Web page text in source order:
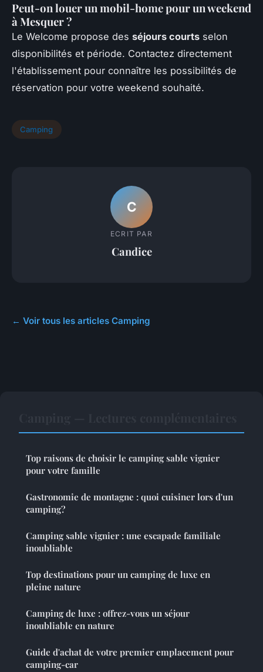
Peut-on louer un mobil-home pour un weekend
à Mesquer ?
Le Welcome propose des séjours courts selon
disponibilités et période. Contactez directement
l'établissement pour connaître les possibilités de
réservation pour votre weekend souhaité.
Camping
C
ECRIT PAR
Candice
← Voir tous les articles Camping
Top raisons de choisir le camping sable vignier
pour votre famille
Gastronomie de montagne : quoi cuisiner lors d'un
camping?
Camping sable vignier : une escapade familiale
inoubliable
Top destinations pour un camping de luxe en
pleine nature
Camping de luxe : offrez-vous un séjour
inoubliable en nature
Guide d'achat de votre premier emplacement pour
camping-car